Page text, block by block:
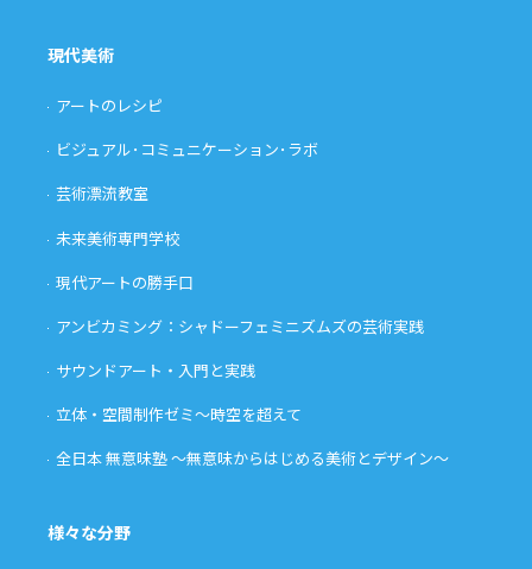
現代美術
アートのレシピ
ビジュアル･コミュニケーション･ラボ
芸術漂流教室
未来美術専門学校
現代アートの勝手口
アンビカミング：シャドーフェミニズムズの芸術実践
サウンドアート・入門と実践
立体・空間制作ゼミ〜時空を超えて
全日本 無意味塾 〜無意味からはじめる美術とデザイン〜
様々な分野